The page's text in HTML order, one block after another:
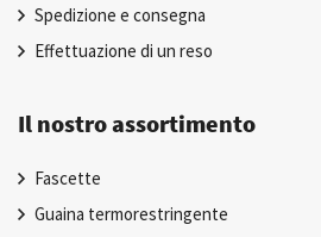
Spedizione e consegna
Effettuazione di un reso
Il nostro assortimento
Fascette
Guaina termorestringente